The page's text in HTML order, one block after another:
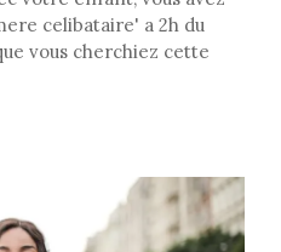
celibataire' a 2h du
vous cherchiez cette